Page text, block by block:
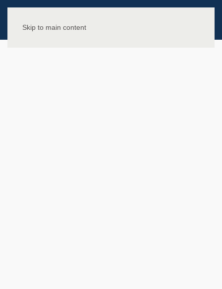
Skip to main content